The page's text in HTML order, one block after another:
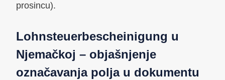
prosincu).
Lohnsteuerbescheinigung u
Njemačkoj – objašnjenje
označavanja polja u dokumentu